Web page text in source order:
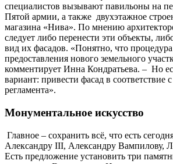
специалистов вызывают павильоны на
Пятой армии, а также двухэтажное
магазина «Нива». По мнению
следует либо перенести эти объекты,
вид их фасадов. «Понятно, что
предоставления нового земельного
комментирует Инна Кондратьева. – Но
вариант: привести фасад в соответствие
регламента».
Монументальное искусство
Главное – сохранить всё, что есть
Александру III, Александру Вампилову,
Есть предложение установить три